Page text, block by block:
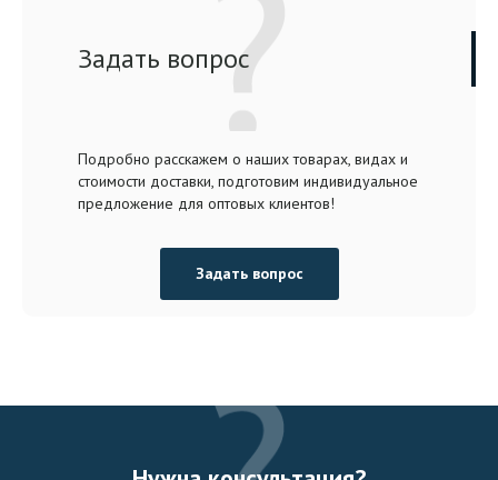
Задать вопрос
Подробно расскажем о наших товарах, видах и
стоимости доставки, подготовим индивидуальное
предложение для оптовых клиентов!
Задать вопрос